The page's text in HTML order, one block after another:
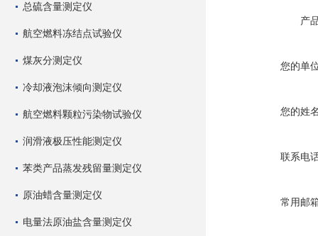
总硫含量测定仪
航空燃料冻结点试验仪
煤灰分测定仪
冷却液泡沫倾向测定仪
航空燃料颗粒污染物试验仪
润滑液极压性能测定仪
苯类产品蒸发残留量测定仪
原油蜡含量测定仪
电量法原油盐含量测定仪
产
您的单
您的姓
联系电
常用邮